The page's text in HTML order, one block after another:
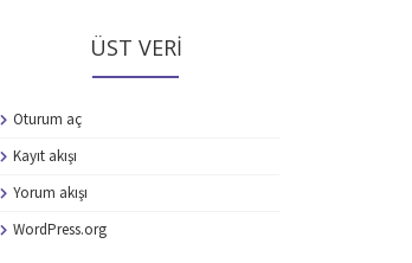
ÜST VERI
Oturum aç
Kayıt akışı
Yorum akışı
WordPress.org